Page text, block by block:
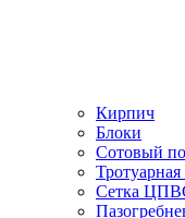
Кирпич
Блоки
Сотовый
Сетка